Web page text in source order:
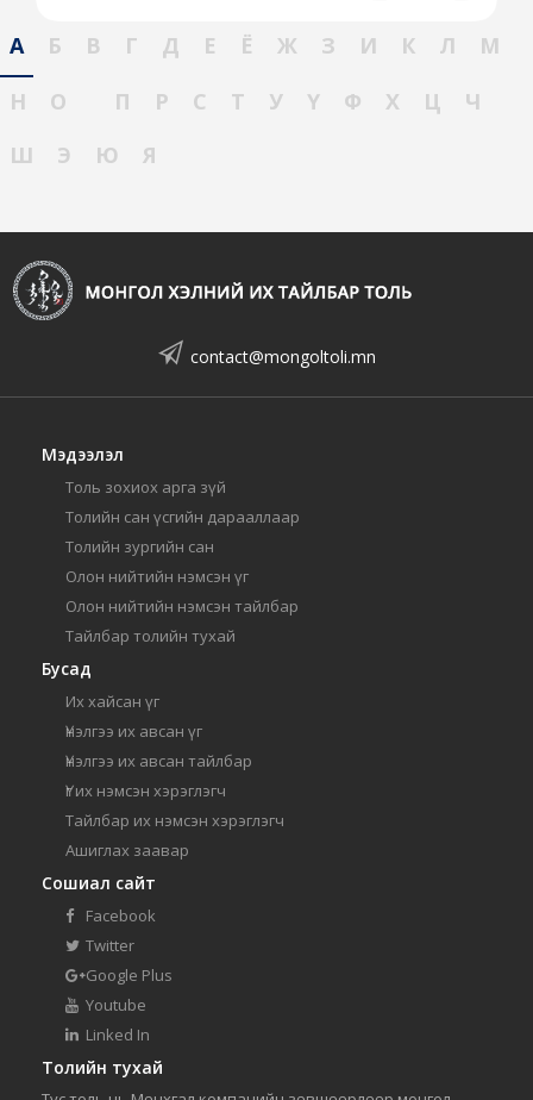
А Б В Г Д Е Ё Ж З И К Л
М
Н
О П Р С Т У Ү Ф Х Ц
Ч
Ш
Э Ю Я
contact@mongoltoli.mn
Мэдээлэл
Толь зохиох арга зүй
Толийн сан үсгийн дарааллаар
Толийн зургийн сан
Олон нийтийн нэмсэн үг
Олон нийтийн нэмсэн тайлбар
Тайлбар толийн тухай
Бусад
Их хайсан үг
Үнэлгээ их авсан үг
Үнэлгээ их авсан тайлбар
Үг их нэмсэн хэрэглэгч
Тайлбар их нэмсэн хэрэглэгч
Ашиглах заавар
Сошиал сайт
Facebook
Twitter
Google Plus
Youtube
Linked In
Толийн тухай